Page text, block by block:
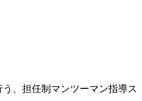
、担任制マンツーマン指導ス